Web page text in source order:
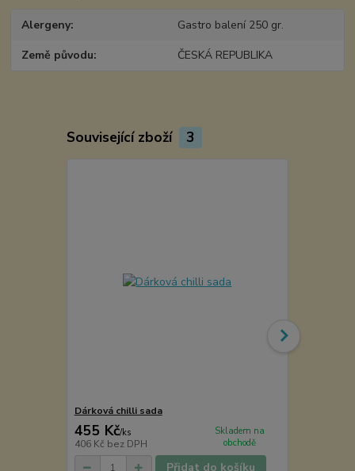
Alergeny Gastro balení 250 gr.
Země původu ČESKÁ REPUBLIKA
Související zboží 3
Dárková chilli sada
455 Kč/ks
406 Kč bez DPH
Skladem na
obchodě
Přidat do košíku